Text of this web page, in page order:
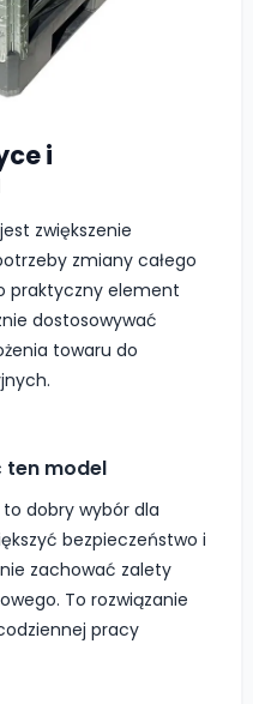
i
zwiększenie
zmiany całego
praktyczny element
dostosowywać
towaru do
ten model
dobry wybór dla
bezpieczeństwo i
zachować zalety
To rozwiązanie
pracy